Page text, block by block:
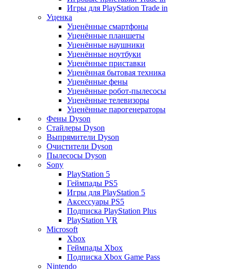
Игры для PlayStation Trade in
Уценка
Уценённые смартфоны
Уценённые планшеты
Уценённые наушники
Уценённые ноутбуки
Уценённые приставки
Уценённая бытовая техника
Уценённые фены
Уценённые робот-пылесосы
Уценённые телевизоры
Уценённые парогенераторы
Фены Dyson
Стайлеры Dyson
Выпрямители Dyson
Очистители Dyson
Пылесосы Dyson
Sony
PlayStation 5
Геймпады PS5
Игры для PlayStation 5
Аксессуары PS5
Подписка PlayStation Plus
PlayStation VR
Microsoft
Xbox
Геймпады Xbox
Подписка Xbox Game Pass
Nintendo